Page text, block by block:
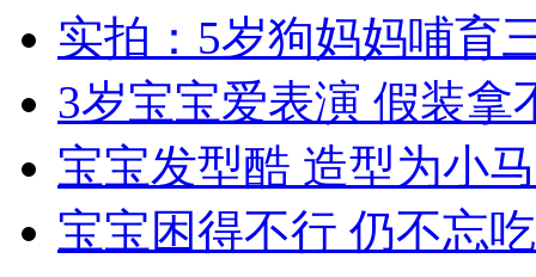
安徽一实载49人客车翻车
走！跟着总书记去植树
实拍：5岁狗妈妈哺育
3岁宝宝爱表演 假装拿
宝宝发型酷 造型为小马
宝宝困得不行 仍不忘